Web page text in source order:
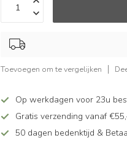
Toevoegen om te vergelijken
Op werkdagen voor 23u
Gratis verzending vanaf
50 dagen bedenktijd &